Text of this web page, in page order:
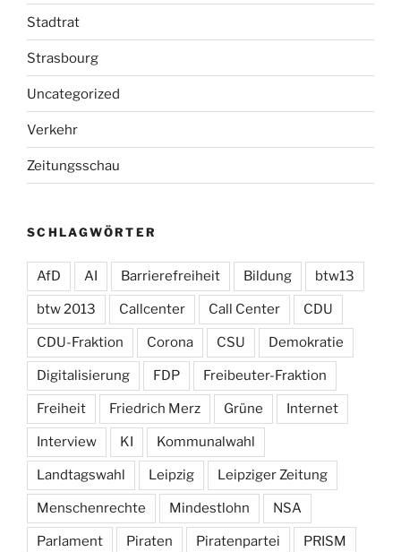
Stadtrat
Strasbourg
Uncategorized
Verkehr
Zeitungsschau
SCHLAGWÖRTER
AfD AI Barrierefreiheit Bildung btw13
btw 2013 Callcenter Call Center CDU
CDU-Fraktion Corona CSU Demokratie
Digitalisierung FDP Freibeuter-Fraktion
Freiheit Friedrich Merz Grüne Internet
Interview KI Kommunalwahl
Landtagswahl Leipzig Leipziger Zeitung
Menschenrechte Mindestlohn NSA
Parlament Piraten Piratenpartei PRISM